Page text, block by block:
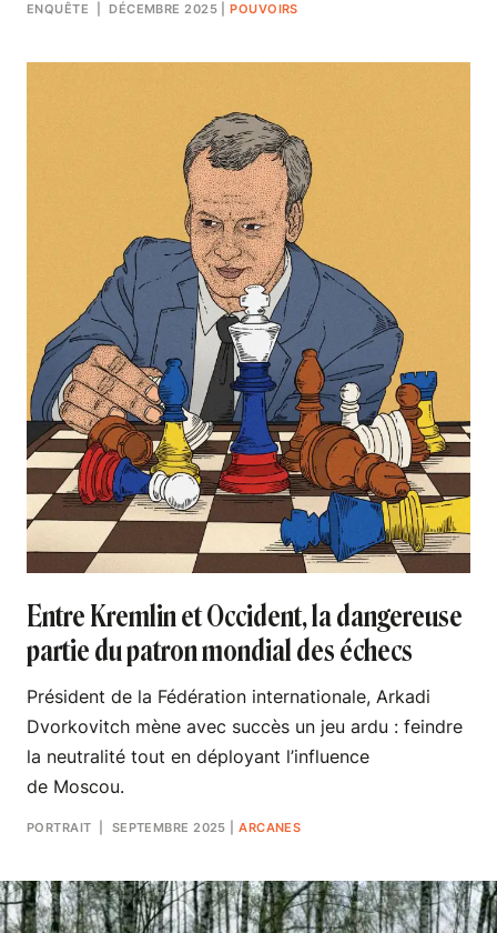
ENQUÊTE | DÉCEMBRE 2025 |POUVOIRS
Entre Kremlin et Occident, la dangereuse
partie du patron mondial des échecs
Président de la Fédération internationale, Arkadi
Dvorkovitch mène avec succès un jeu ardu : feindre
la neutralité tout en déployant l’influence
de Moscou.
PORTRAIT | SEPTEMBRE 2025 |ARCANES